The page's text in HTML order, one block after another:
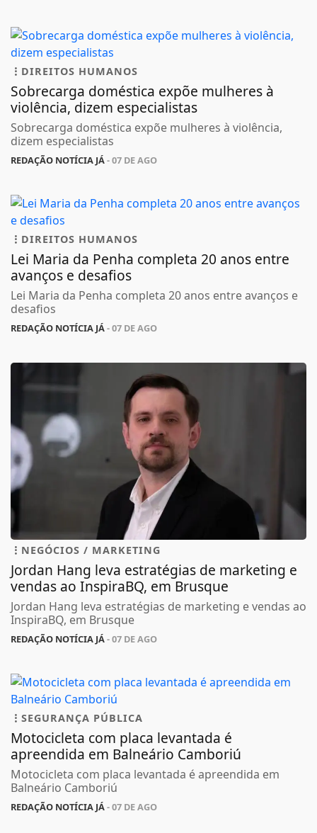
DIREITOS HUMANOS
Sobrecarga doméstica expõe mulheres à
violência, dizem especialistas
Sobrecarga doméstica expõe mulheres à violência,
dizem especialistas
REDAÇÃO NOTÍCIA JÁ- 07 DE AGO
DIREITOS HUMANOS
Lei Maria da Penha completa 20 anos entre
avanços e desafios
Lei Maria da Penha completa 20 anos entre avanços e
desafios
REDAÇÃO NOTÍCIA JÁ- 07 DE AGO
NEGÓCIOS / MARKETING
Jordan Hang leva estratégias de marketing e
vendas ao InspiraBQ, em Brusque
Jordan Hang leva estratégias de marketing e vendas ao
InspiraBQ, em Brusque
REDAÇÃO NOTÍCIA JÁ- 07 DE AGO
SEGURANÇA PÚBLICA
Motocicleta com placa levantada é
apreendida em Balneário Camboriú
Motocicleta com placa levantada é apreendida em
Balneário Camboriú
REDAÇÃO NOTÍCIA JÁ- 07 DE AGO